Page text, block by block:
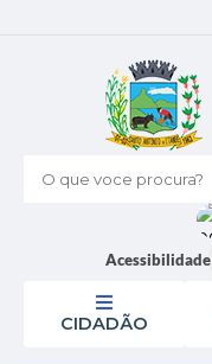
O que voce procura?
Acessibilidade
CIDADÃO